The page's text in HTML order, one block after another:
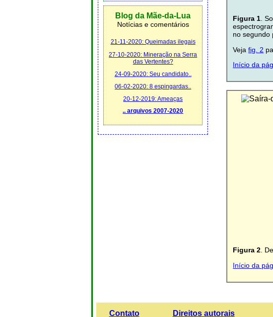
Blog da Mãe-da-Lua
Notícias e comentários
21-11-2020: Queimadas ilegais
27-10-2020: Mineração na Serra
das Vertentes?
24-09-2020: Seu candidato..
06-02-2020: 8 espingardas..
20-12-2019: Ameaças
.. arquivos 2007-2020
Figura 1 .
no
Vejafig. 2
Início da
Figura 2 .
Início da
Contato Direitos autorais